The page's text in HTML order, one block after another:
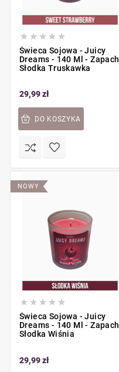
    
Świeca Sojowa - Juicy
Dreams - 140 Ml - Zapach
Słodka Truskawka
29,99 zł
DO KOSZYKA
NOWY
    
Świeca Sojowa - Juicy
Dreams - 140 Ml - Zapach
Słodka Wiśnia
29,99 zł